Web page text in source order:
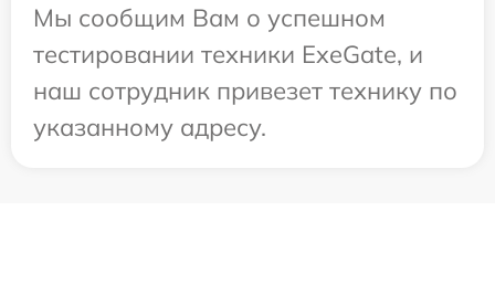
Мы сообщим Вам о успешном
тестировании техники ExeGate, и
наш сотрудник привезет технику по
указанному адресу.